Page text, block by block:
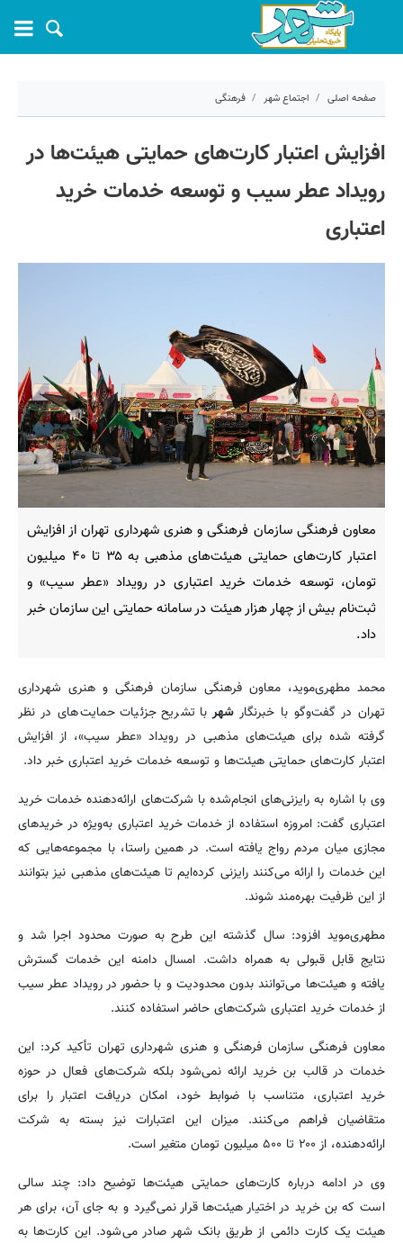
صفحه اصلی اجتماع شهر فرهنگی
کد مطلب:
افزایش اعتبار کارت‌های حمایتی هیئت‌ها در
رویداد عطر سیب و توسعه خدمات خرید
اعتباری
معاون فرهنگی سازمان فرهنگی و هنری شهرداری تهران از افزایش
اعتبار کارت‌های حمایتی هیئت‌های مذهبی به ۳۵ تا ۴۰ میلیون
تومان، توسعه خدمات خرید اعتباری در رویداد «عطر سیب» و
ثبت‌نام بیش از چهار هزار هیئت در سامانه حمایتی این سازمان خبر
داد.
محمد مطهری‌موید، معاون فرهنگی سازمان فرهنگی و هنری شهرداری
تهران در گفت‌وگو با خبرنگار شهربا تشریح جزئیات حمایت‌های در نظر
گرفته شده برای هیئت‌های مذهبی در رویداد «عطر سیب»، از افزایش
اعتبار کارت‌های حمایتی هیئت‌ها و توسعه خدمات خرید اعتباری خبر داد.
وی با اشاره به رایزنی‌های انجام‌شده با شرکت‌های ارائه‌دهنده خدمات خرید
اعتباری گفت: امروزه استفاده از خدمات خرید اعتباری به‌ویژه در خریدهای
مجازی میان مردم رواج یافته است. در همین راستا، با مجموعه‌هایی که
این خدمات را ارائه می‌کنند رایزنی کرده‌ایم تا هیئت‌های مذهبی نیز بتوانند
از این ظرفیت بهره‌مند شوند.
مطهری‌موید افزود: سال گذشته این طرح به صورت محدود اجرا شد و
نتایج قابل قبولی به همراه داشت. امسال دامنه این خدمات گسترش
یافته و هیئت‌ها می‌توانند بدون محدودیت و با حضور در رویداد عطر سیب
از خدمات خرید اعتباری شرکت‌های حاضر استفاده کنند.
معاون فرهنگی سازمان فرهنگی و هنری شهرداری تهران تأکید کرد: این
خدمات در قالب بن خرید ارائه نمی‌شود بلکه شرکت‌های فعال در حوزه
خرید اعتباری، متناسب با ضوابط خود، امکان دریافت اعتبار را برای
متقاضیان فراهم می‌کنند. میزان این اعتبارات نیز بسته به شرکت
ارائه‌دهنده، از ۲۰۰ تا ۵۰۰ میلیون تومان متغیر است.
وی در ادامه درباره کارت‌های حمایتی هیئت‌ها توضیح داد: چند سالی
است که بن خرید در اختیار هیئت‌ها قرار نمی‌گیرد و به جای آن، برای هر
هیئت یک کارت دائمی از طریق بانک شهر صادر می‌شود. این کارت‌ها به